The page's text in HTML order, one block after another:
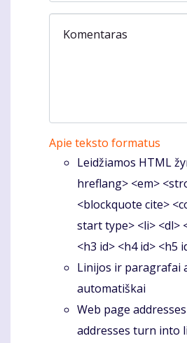
Komentaras
Apie teksto formatus
Leidžiamos HTML
hreflang> <em>
<blockquote cite>
start type> <li> <dl>
<h3 id> <h4 id> <h5
Linijos ir paragrafai
automatiškai
Web page
addresses turn into